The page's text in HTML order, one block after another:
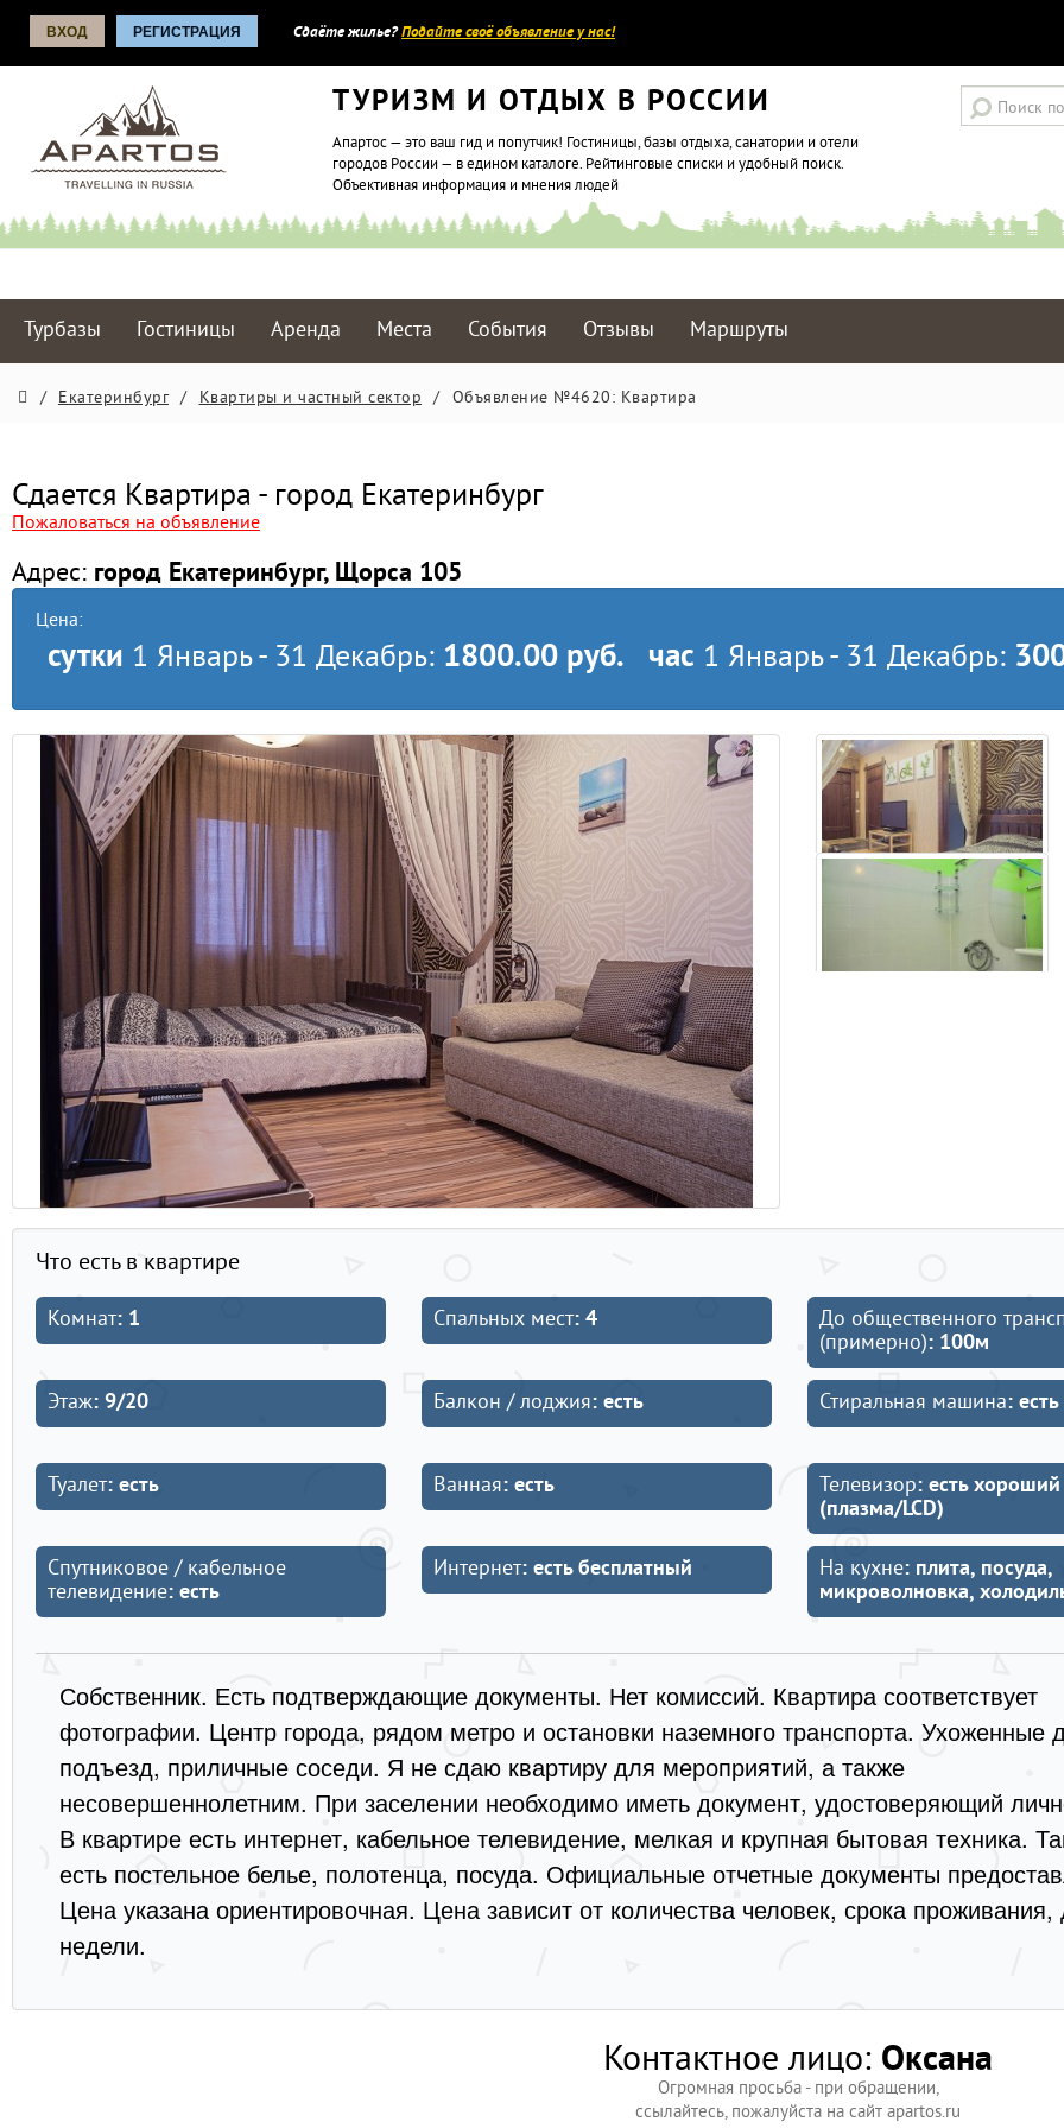
ВХОД РЕГИСТРАЦИЯ Сдаёте жилье?Подайте своё объявление у нас!
ТУРИЗМ И ОТДЫХ В РОССИИ
Апартос — это ваш гид и попутчик! Гостиницы, базы отдыха, санатории и отели
городов России — в едином каталоге. Рейтинговые списки и удобный поиск.
Объективная информация и мнения людей
Турбазы Гостиницы Аренда Места События Отзывы Маршруты
/ Екатеринбург / Квартиры и частный сектор / Объявление №4620: Квартира
Сдается Квартира - город Екатеринбург
Пожаловаться на объявление
Адрес: город Екатеринбург, Щорса 105
Цена:
сутки 1 Январь - 31 Декабрь: 1800.00 руб. час 1 Январь - 31 Декабрь:
Что есть в квартире
Комнат: 1 Спальных мест: 4
До общественного
(примерно): 100м
Этаж: 9/20 Балкон / лоджия: есть Стиральная машина: есть
Туалет: есть Ванная: есть Телевизор: есть хороший
(плазма/LCD)
Спутниковое / кабельное
телевидение: есть
Интернет: есть бесплатный На кухне: плита, посуда,
микроволновка,
Собственник. Есть подтверждающие документы. Нет комиссий. Квартира соответствует
фотографии. Центр города, рядом метро и остановки наземного транспорта. Ухоженные
подъезд, приличные соседи. Я не сдаю квартиру для мероприятий, а также
несовершеннолетним. При заселении необходимо иметь документ, удостоверяющий
В квартире есть интернет, кабельное телевидение, мелкая и крупная бытовая техника.
есть постельное белье, полотенца, посуда. Официальные отчетные документы
Цена указана ориентировочная. Цена зависит от количества человек, срока проживания,
недели.
Контактное лицо: Оксана
Огромная просьба - при обращении,
ссылайтесь, пожалуйста на сайт apartos.ru